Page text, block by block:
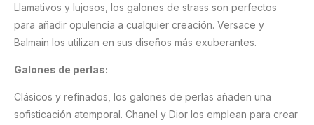
Llamativos y lujosos, los galones de strass son perfectos
para añadir opulencia a cualquier creación. Versace y
Balmain los utilizan en sus diseños más exuberantes.
Galones de perlas:
Clásicos y refinados, los galones de perlas añaden una
sofisticación atemporal. Chanel y Dior los emplean para crear